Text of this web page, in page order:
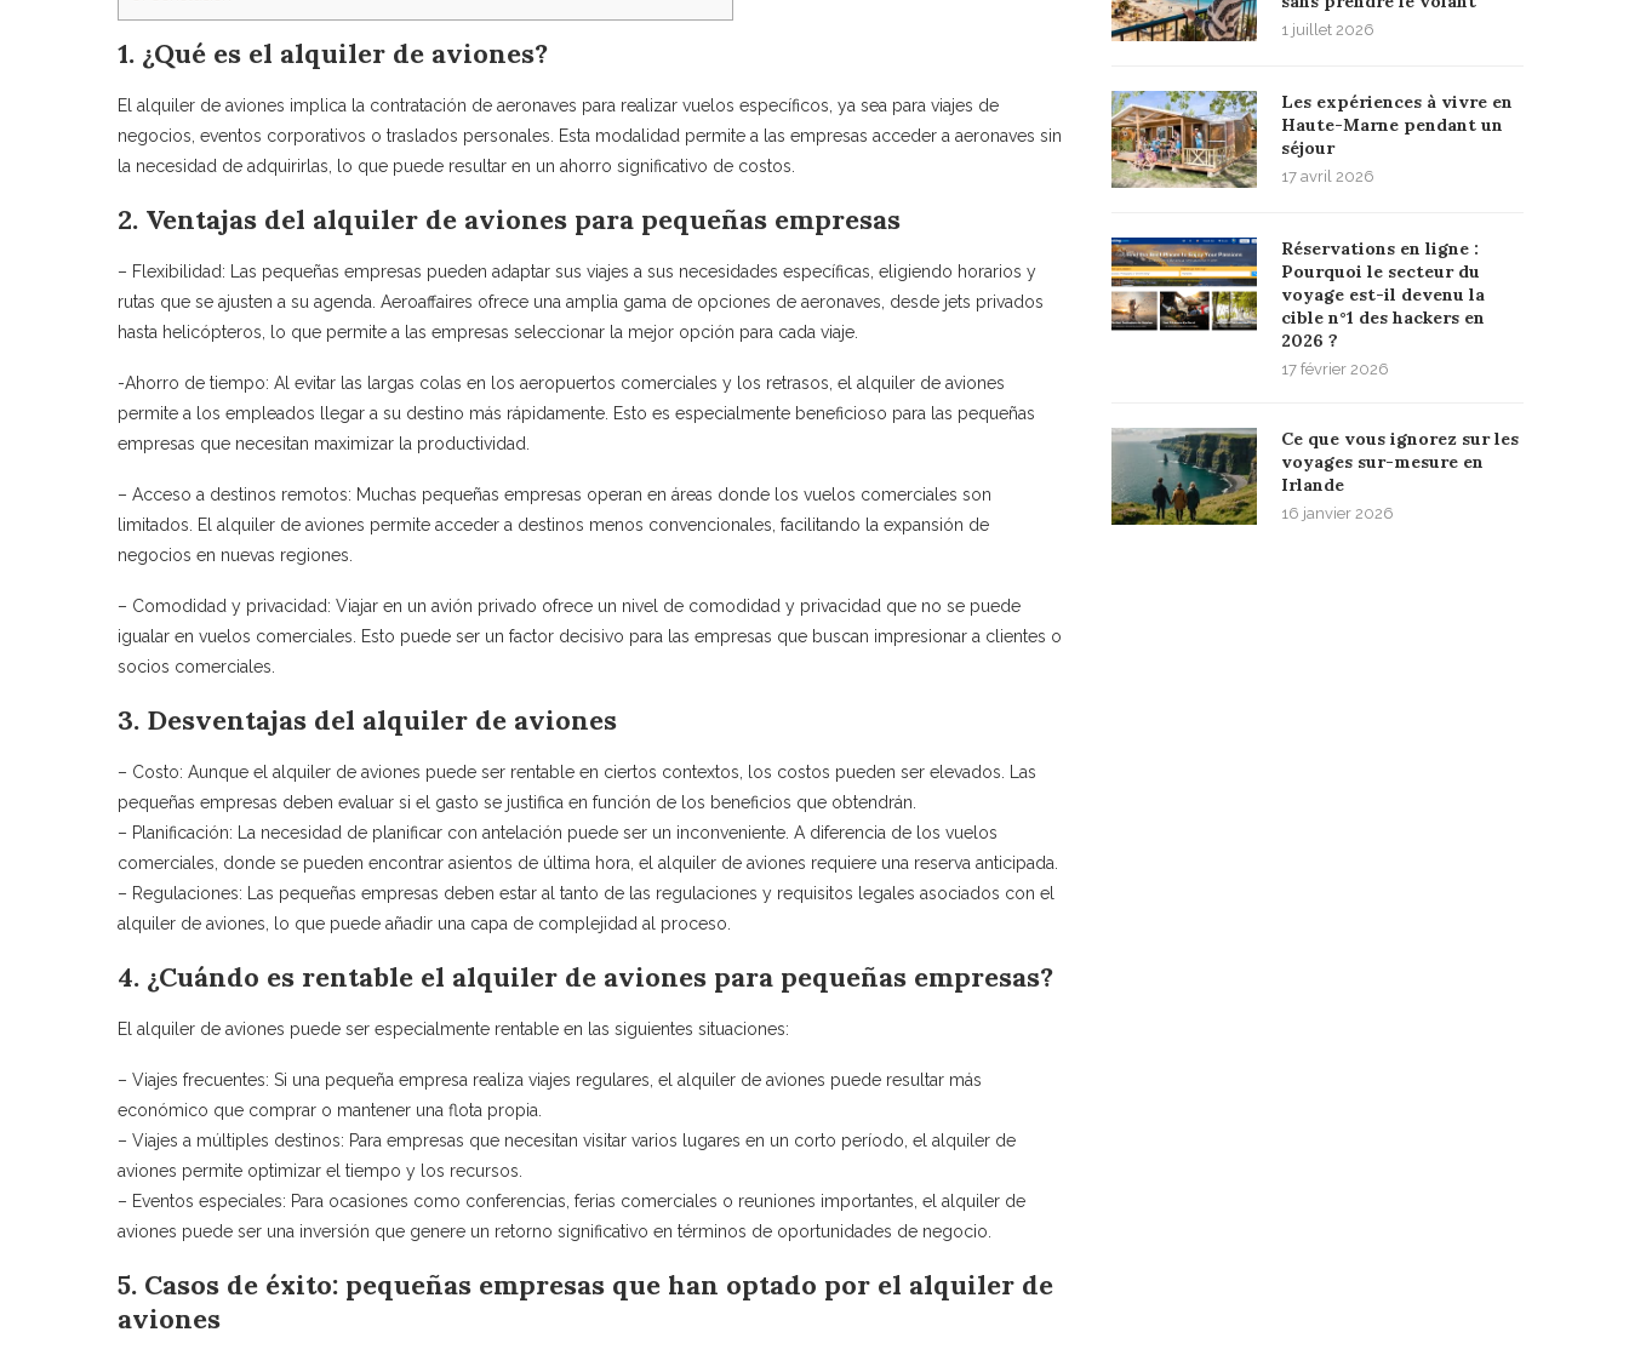
1. ¿Qué es el alquiler de aviones?
El alquiler de aviones implica la contratación de aeronaves para realizar vuelos específicos, ya sea para viajes de
negocios, eventos corporativos o traslados personales. Esta modalidad permite a las empresas acceder a aeronaves sin
la necesidad de adquirirlas, lo que puede resultar en un ahorro significativo de costos.
2. Ventajas del alquiler de aviones para pequeñas empresas
– Flexibilidad: Las pequeñas empresas pueden adaptar sus viajes a sus necesidades específicas, eligiendo horarios y
rutas que se ajusten a su agenda. Aeroaffaires ofrece una amplia gama de opciones de aeronaves, desde jets privados
hasta helicópteros, lo que permite a las empresas seleccionar la mejor opción para cada viaje.
-Ahorro de tiempo: Al evitar las largas colas en los aeropuertos comerciales y los retrasos, el alquiler de aviones
permite a los empleados llegar a su destino más rápidamente. Esto es especialmente beneficioso para las pequeñas
empresas que necesitan maximizar la productividad.
– Acceso a destinos remotos: Muchas pequeñas empresas operan en áreas donde los vuelos comerciales son
limitados. El alquiler de aviones permite acceder a destinos menos convencionales, facilitando la expansión de
negocios en nuevas regiones.
– Comodidad y privacidad: Viajar en un avión privado ofrece un nivel de comodidad y privacidad que no se puede
igualar en vuelos comerciales. Esto puede ser un factor decisivo para las empresas que buscan impresionar a clientes o
socios comerciales.
3. Desventajas del alquiler de aviones
– Costo: Aunque el alquiler de aviones puede ser rentable en ciertos contextos, los costos pueden ser elevados. Las
pequeñas empresas deben evaluar si el gasto se justifica en función de los beneficios que obtendrán.
– Planificación: La necesidad de planificar con antelación puede ser un inconveniente. A diferencia de los vuelos
comerciales, donde se pueden encontrar asientos de última hora, el alquiler de aviones requiere una reserva anticipada.
– Regulaciones: Las pequeñas empresas deben estar al tanto de las regulaciones y requisitos legales asociados con el
alquiler de aviones, lo que puede añadir una capa de complejidad al proceso.
4. ¿Cuándo es rentable el alquiler de aviones para pequeñas empresas?
El alquiler de aviones puede ser especialmente rentable en las siguientes situaciones:
– Viajes frecuentes: Si una pequeña empresa realiza viajes regulares, el alquiler de aviones puede resultar más
económico que comprar o mantener una flota propia.
– Viajes a múltiples destinos: Para empresas que necesitan visitar varios lugares en un corto período, el alquiler de
aviones permite optimizar el tiempo y los recursos.
– Eventos especiales: Para ocasiones como conferencias, ferias comerciales o reuniones importantes, el alquiler de
aviones puede ser una inversión que genere un retorno significativo en términos de oportunidades de negocio.
5. Casos de éxito: pequeñas empresas que han optado por el alquiler de
aviones
1 juillet 2026
Les expériences à vivre en
Haute-Marne pendant un
séjour
17 avril 2026
Réservations en ligne :
Pourquoi le secteur du
voyage est-il devenu la
cible n°1 des hackers en
2026 ?
17 février 2026
Ce que vous ignorez sur les
voyages sur-mesure en
Irlande
16 janvier 2026